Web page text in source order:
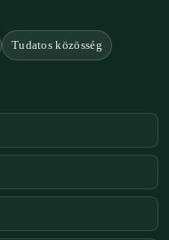
Tudatos közösség